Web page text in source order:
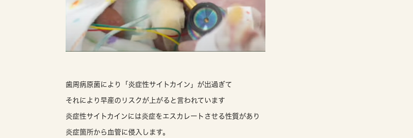
歯周病原菌により「炎症性サイトカイン」が出過ぎて
それにより早産のリスクが上がると言われています
炎症性サイトカインには炎症をエスカレートさせる性質があり
炎症箇所から血管に侵入します。